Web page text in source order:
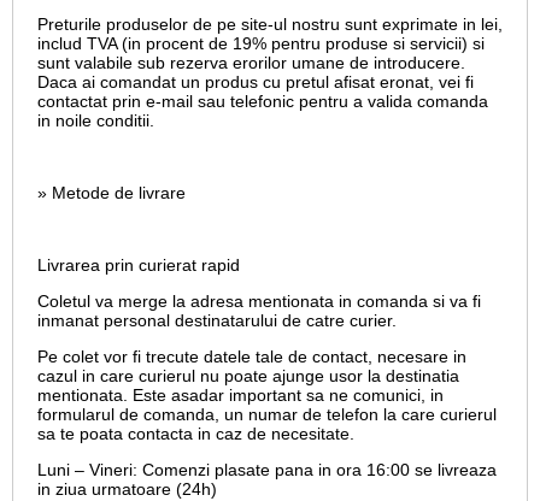
Preturile produselor de pe site-ul nostru sunt exprimate in lei,
includ TVA (in procent de 19% pentru produse si servicii) si
sunt valabile sub rezerva erorilor umane de introducere.
Daca ai comandat un produs cu pretul afisat eronat, vei fi
contactat prin e-mail sau telefonic pentru a valida comanda
in noile conditii.
» Metode de livrare
Livrarea prin curierat rapid
Coletul va merge la adresa mentionata in comanda si va fi
inmanat personal destinatarului de catre curier.
Pe colet vor fi trecute datele tale de contact, necesare in
cazul in care curierul nu poate ajunge usor la destinatia
mentionata. Este asadar important sa ne comunici, in
formularul de comanda, un numar de telefon la care curierul
sa te poata contacta in caz de necesitate.
Luni – Vineri: Comenzi plasate pana in ora 16:00 se livreaza
in ziua urmatoare (24h)